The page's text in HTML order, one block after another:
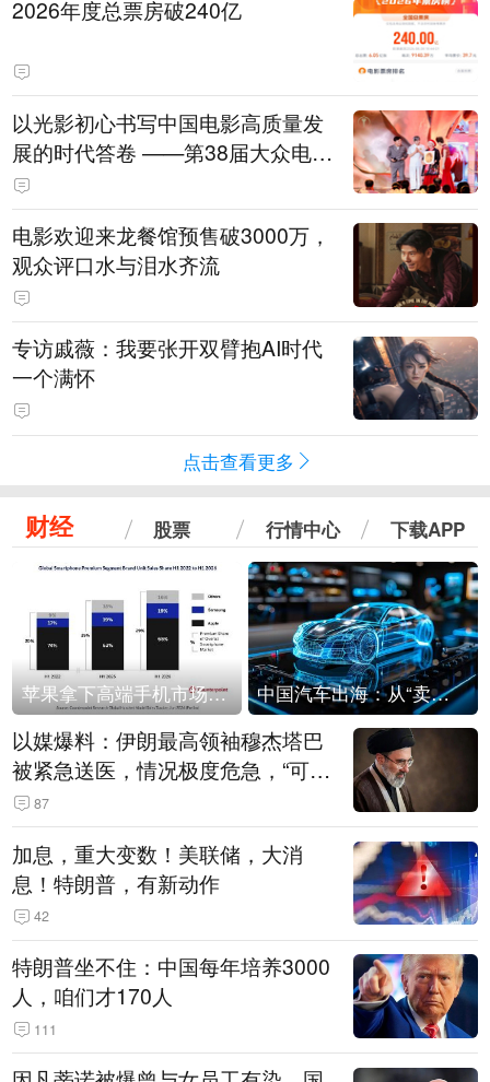
2026年度总票房破240亿
以光影初心书写中国电影高质量发
展的时代答卷 ——第38届大众电影
百花奖系列活动开幕晚会综述
电影欢迎来龙餐馆预售破3000万，
观众评口水与泪水齐流
专访戚薇：我要张开双臂抱AI时代
一个满怀
点击查看更多
财经 股票 行情中心 下载APP
苹果拿下高端手机市场65%的份额：iPhone 17系列功不可没 中国汽车出海：从“卖出去”到“走进去”
以媒爆料：伊朗最高领袖穆杰塔巴
被紧急送医，情况极度危急，“可能
随时会死去”
87
加息，重大变数！美联储，大消
息！特朗普，有新动作
42
特朗普坐不住：中国每年培养3000
人，咱们才170人
111